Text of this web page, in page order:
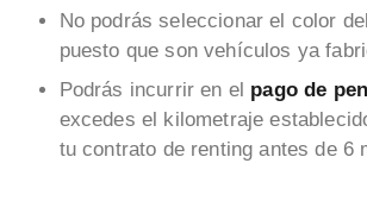
No podrás seleccionar el color
puesto que son vehículos ya
Podrás incurrir en el pago de
excedes el kilometraje
tu contrato de renting antes de 6